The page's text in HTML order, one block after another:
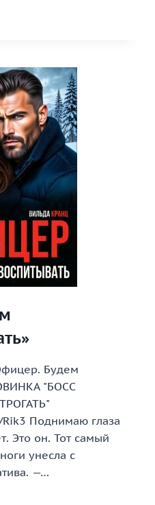
Будем
"БОСС
Поднимаю глаза
Это он. Тот самый
унесла с
—…